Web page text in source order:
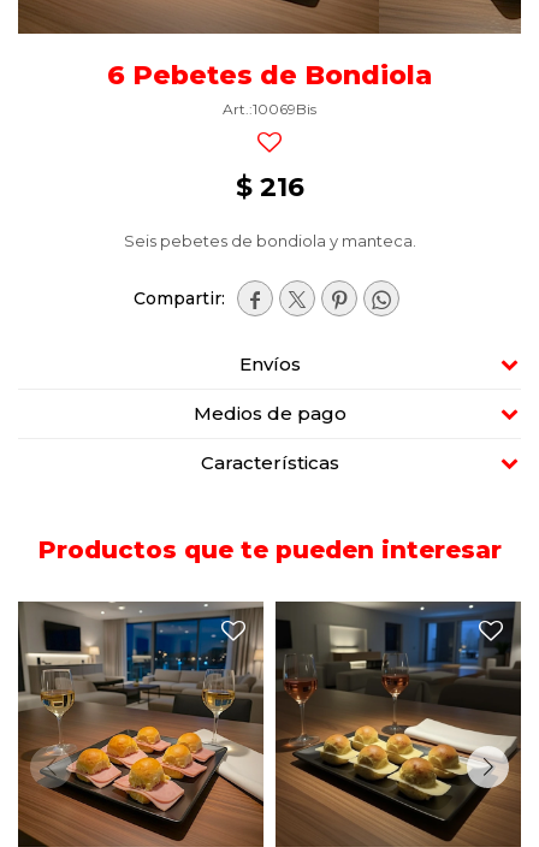
6 Pebetes de Bondiola
10069Bis
$ 216
Seis pebetes de bondiola y manteca.
   
Envíos
Medios de pago
Características
Productos que te pueden interesar
Seis pebetes con jamón y
manteca.
Seis pebetes con queso y
manteca.